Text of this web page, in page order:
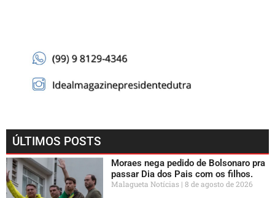
ÚLTIMOS POSTS
Moraes nega pedido de Bolsonaro pra
passar Dia dos Pais com os filhos.
Malagueta Notícias 8 de agosto de 2026